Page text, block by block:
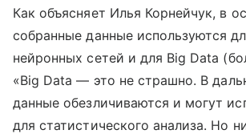
Как объясняет Илья Корнейчук, в
собранные данные используются
нейронных сетей и для Big Data
«Big Data — это не страшно. В
данные обезличиваются и могут
для статистического анализа. Но